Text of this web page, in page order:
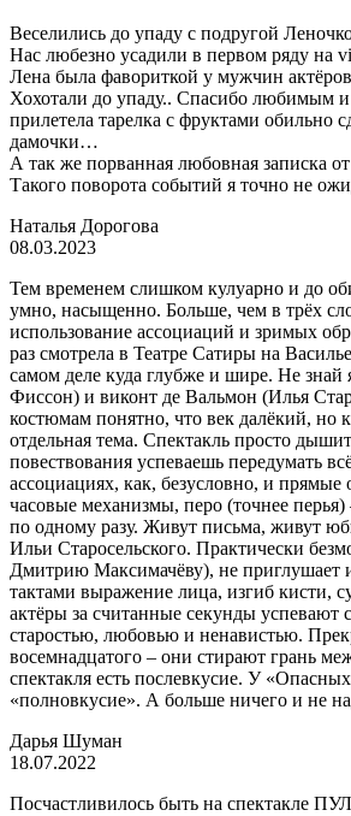
Веселились до упаду с подругой
Нас любезно усадили в первом ряду на
Лена была фавориткой у мужчин
Хохотали до упаду.. Спасибо любимым
прилетела тарелка с фруктами обильно
дамочки…
А так же порванная любовная записка
Такого поворота событий я точно не
Наталья Дорогова
08.03.2023
Тем временем слишком кулуарно и до
умно, насыщенно. Больше, чем в трёх
использование ассоциаций и зримых
раз смотрела в Театре Сатиры на
самом деле куда глубже и шире. Не знай
Фиссон) и виконт де Вальмон (Илья
костюмам понятно, что век далёкий, но
отдельная тема. Спектакль просто
повествования успеваешь передумать
ассоциациях, как, безусловно, и
часовые механизмы, перо (точнее
по одному разу. Живут письма, живут
Ильи Старосельского. Практически
Дмитрию Максимачёву), не приглушает
тактами выражение лица, изгиб кисти,
актёры за считанные секунды
старостью, любовью и ненавистью.
восемнадцатого – они стирают грань
спектакля есть послевкусие. У
«полновкусие». А больше ничего и не
Дарья Шуман
18.07.2022
Посчастливилось быть на спектакле